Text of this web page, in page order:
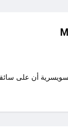
أن على